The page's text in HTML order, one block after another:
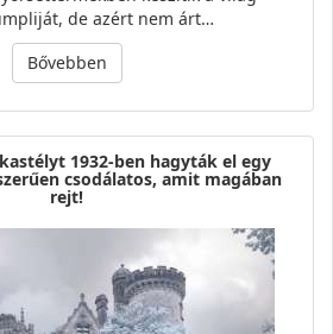
de azért nem árt…
Bővebben
1932-ben hagyták el egy
csodálatos, amit magában
rejt!